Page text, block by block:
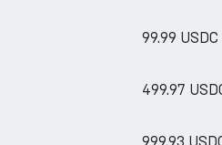
99.99 USDC
499.97